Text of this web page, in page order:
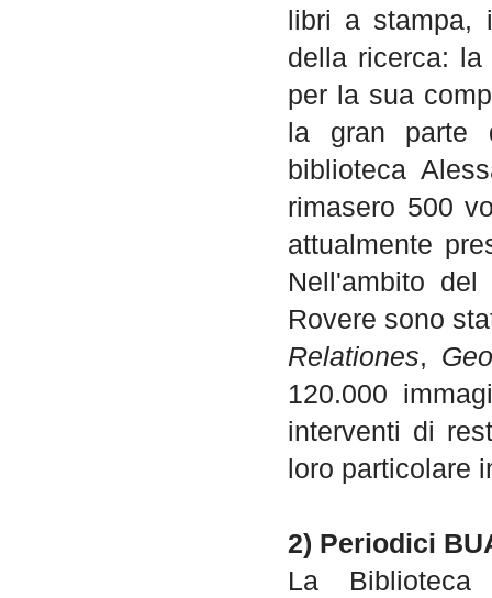
libri a stampa,
della ricerca:
per la sua
la gran parte
biblioteca
rimasero 500
attualmente
Nell'ambito
Rovere sono
Relationes,
120.000
interventi di
loro particolare
2) Periodici
La Biblioteca